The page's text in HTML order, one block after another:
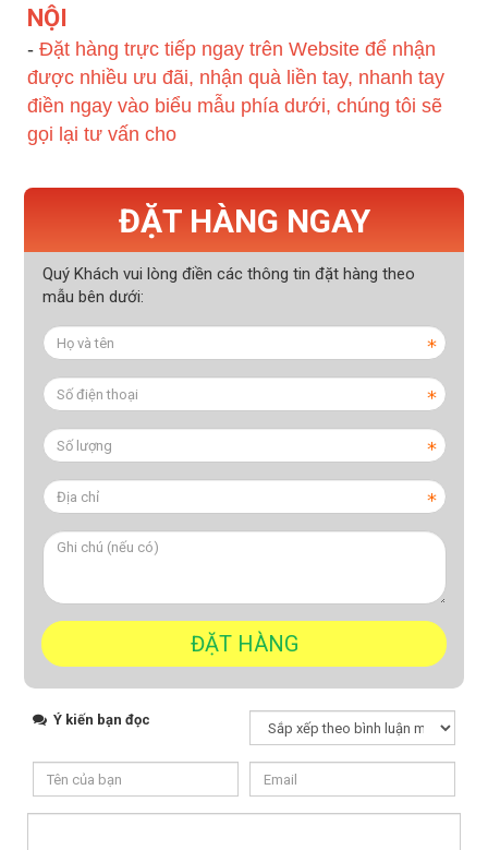
NỘI
- Đặt hàng trực tiếp ngay trên Website để nhận
được nhiều ưu đãi, nhận quà liền tay, nhanh tay
điền ngay vào biểu mẫu phía dưới, chúng tôi sẽ
gọi lại tư vấn cho
ĐẶT HÀNG NGAY
Quý Khách vui lòng điền các thông tin đặt hàng theo
mẫu bên dưới:
Ý kiến bạn đọc